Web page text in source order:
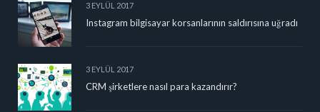
3 EYLÜL 2017
Instagram bilgisayar korsanlarının saldırısına uğradı
3 EYLÜL 2017
CRM şirketlere nasıl para kazandırır?